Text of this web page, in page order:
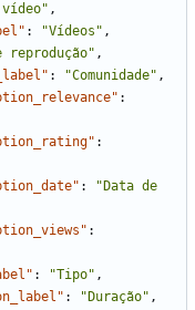
vídeo" ,
: "Vídeos" ,
reprodução" ,
: "Comunidade" ,
:
:
:
"Data de
:
: "Tipo" ,
: "Duração" ,